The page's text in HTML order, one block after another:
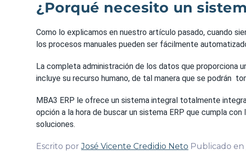
¿Porqué necesito un
Como lo explicamos en nuestro artículo pasado, cuando
los procesos manuales pueden ser fácilmente
La completa administración de los datos que proporciona
incluye su recurso humano, de tal manera que se podrán
MBA3 ERP le ofrece un sistema integral totalmente
opción a la hora de buscar un sistema ERP que cumpla
soluciones.
Escrito porJosé Vicente Credidio Neto Publicado en